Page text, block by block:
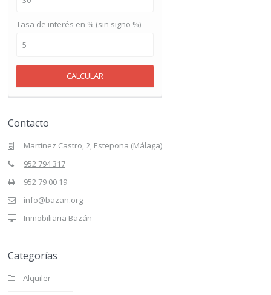
Tasa de interés en % (sin signo %)
CALCULAR
Contacto
Martinez Castro, 2, Estepona (Málaga)
952 794 317
952 79 00 19
info@bazan.org
Inmobiliaria Bazán
Categorías
Alquiler